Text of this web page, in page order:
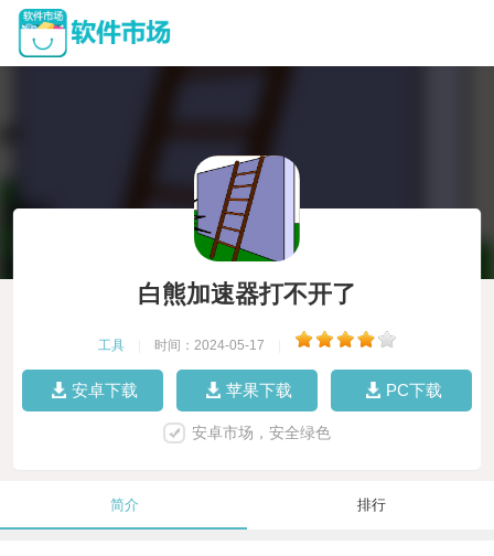
白熊加速器打不开了
工具 时间：2024-05-17
安卓下载 苹果下载 PC下载
安卓市场，安全绿色
简介 排行